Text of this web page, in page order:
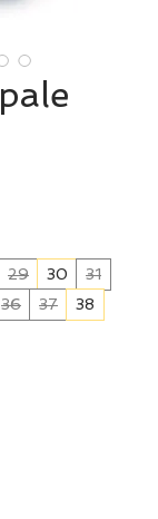
29 30
31
36 37
38